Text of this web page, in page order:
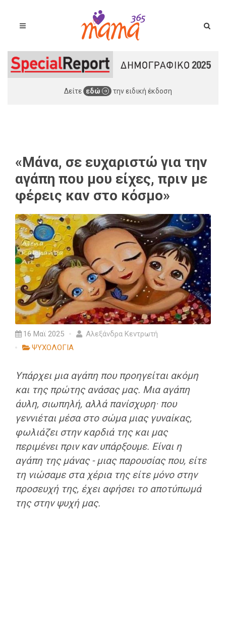
Δείτε εδώ την ειδική έκδοση
«Μάνα, σε ευχαριστώ για την
αγάπη που μου είχες, πριν με
φέρεις καν στο κόσμο»
16 Μαϊ 2025
Αλεξάνδρα Κεντρωτή
ΨΥΧΟΛΟΓΙΑ
Υπάρχει μια αγάπη που προηγείται ακόμη
και της πρώτης ανάσας μας. Μια αγάπη
άυλη, σιωπηλή, αλλά πανίσχυρη· που
γεννιέται μέσα στο σώμα μιας γυναίκας,
φωλιάζει στην καρδιά της και μας
περιμένει πριν καν υπάρξουμε. Είναι η
αγάπη της μάνας - μιας παρουσίας που, είτε
τη νιώσαμε στα χέρια της είτε μόνο στην
προσευχή της, έχει αφήσει το αποτύπωμά
της στην ψυχή μας.